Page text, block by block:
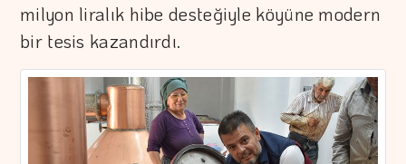
milyon liralık hibe desteğiyle köyüne modern
bir tesis kazandırdı.